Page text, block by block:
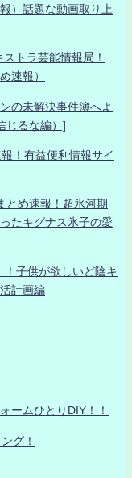
）話題な動画取り上
トラ芸能情報局！
速報）
の未解決事件簿へよ
じるな編）]
！有益便利情報サイ
とめ速報！超氷河期
たキグナス氷子の愛
！子供が欲しいど陰キ
計画編
ームひとりDIY！！
グ！